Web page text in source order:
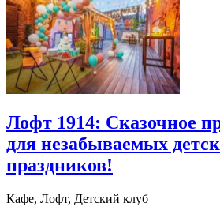
Лофт 1914: Сказочное
для незабываемых
праздников!
Кафе, Лофт, Детский клуб